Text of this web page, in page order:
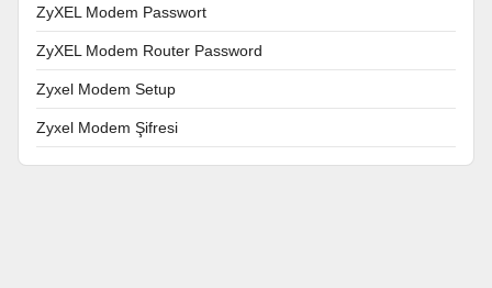
ZyXEL Modem Passwort
ZyXEL Modem Router Password
Zyxel Modem Setup
Zyxel Modem Şifresi